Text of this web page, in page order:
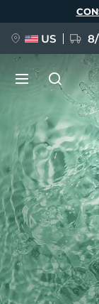
principal
US
NOVIDADE
FAQ™ Pure
BREAKING
issa™ Teeth
Idioma
English
Français
Polski
Türkçe